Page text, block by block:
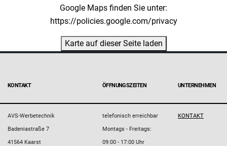
Google Maps finden Sie unter:
https://policies.google.com/privacy
Karte auf dieser Seite laden
KONTAKT ÖFFNUNGSZEITEN UNTERNEHMEN
AVS-Werbetechnik
Badeniastraße 7
41564 Kaarst
telefonisch erreichbar
Montags - Freitags:
09:00 - 17:00 Uhr
KONTAKT